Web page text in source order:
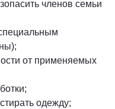
членов семьи
от применяемых
одежду;